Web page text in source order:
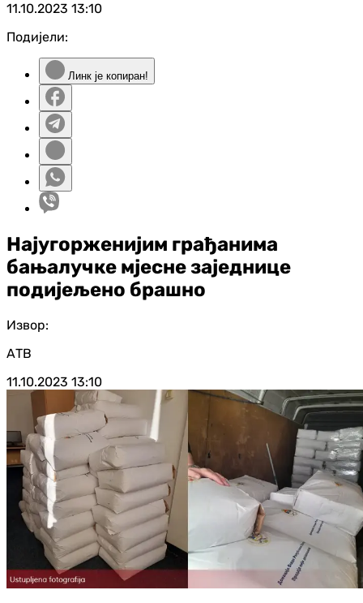
11.10.2023 13:10
Подијели:
Линк је копиран!
Најугорженијим грађанима
бањалучке мјесне заједнице
подијељено брашно
Извор:
АТВ
11.10.2023 13:10